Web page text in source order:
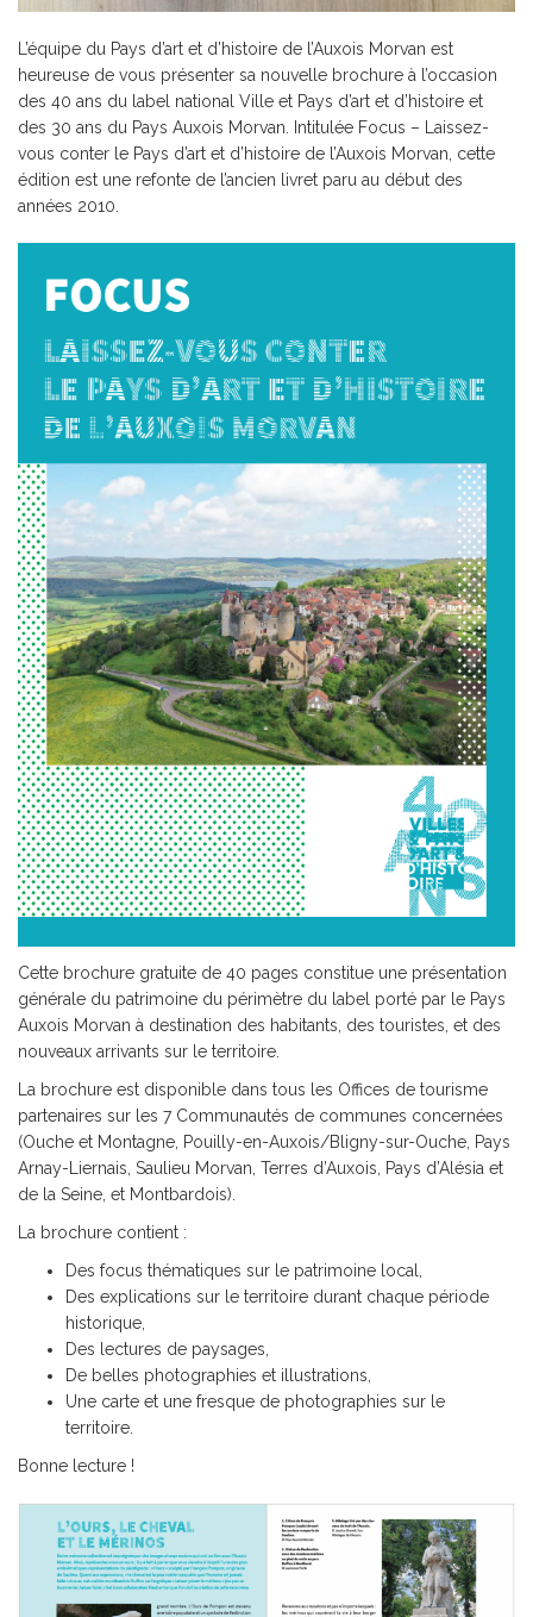
L’équipe du Pays d’art et d’histoire de l’Auxois Morvan est
heureuse de vous présenter sa nouvelle brochure à l’occasion
des 40 ans du label national Ville et Pays d’art et d’histoire et
des 30 ans du Pays Auxois Morvan. Intitulée Focus – Laissez-
vous conter le Pays d’art et d’histoire de l’Auxois Morvan, cette
édition est une refonte de l’ancien livret paru au début des
années 2010.
Cette brochure gratuite de 40 pages constitue une présentation
générale du patrimoine du périmètre du label porté par le Pays
Auxois Morvan à destination des habitants, des touristes, et des
nouveaux arrivants sur le territoire.
La brochure est disponible dans tous les Offices de tourisme
partenaires sur les 7 Communautés de communes concernées
(Ouche et Montagne, Pouilly-en-Auxois/Bligny-sur-Ouche, Pays
Arnay-Liernais, Saulieu Morvan, Terres d’Auxois, Pays d’Alésia et
de la Seine, et Montbardois).
La brochure contient :
Des focus thématiques sur le patrimoine local,
Des explications sur le territoire durant chaque période
historique,
Des lectures de paysages,
De belles photographies et illustrations,
Une carte et une fresque de photographies sur le
territoire.
Bonne lecture !